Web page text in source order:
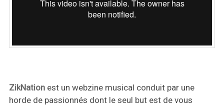
ZikNationest un webzine musical conduit par une
horde de passionnés dont le seul but est de vous